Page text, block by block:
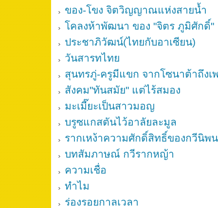
ของ-โขง จิตวิญญาณแห่งสายน้ำ
โคลงห้าพัฒนา ของ "จิตร ภูมิศักดิ์"
ประชาภิวัฒน์(ไทยกับอาเซียน)
วันสารทไทย
สุนทรภู่-ครูมีแขก จากโซนาต้าถึงเ
สังคม"ทันสมัย" แต่ไร้สมอง
มะเมี๊ยะเป็นสาวมอญ
บรูซแกสตันไว้อาลัยละมูล
รากเหง้าความศักดิ์สิทธิ์ของกวีนิพ
บทสัมภาษณ์ กวีรากหญ้า
ความเชื่อ
ทำไม
ร่องรอยกาลเวลา